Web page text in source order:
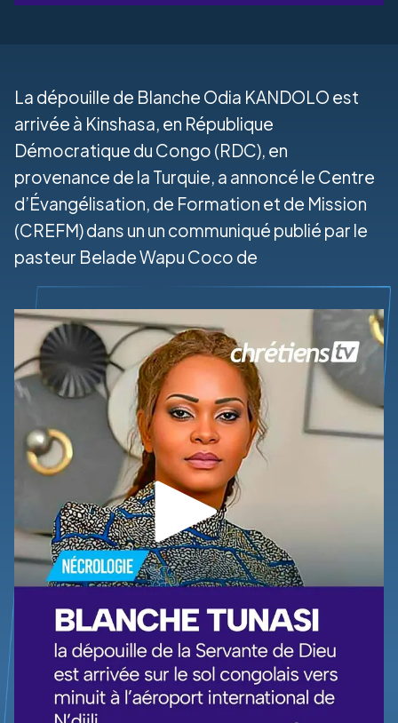
La dépouille de Blanche Odia KANDOLO est
arrivée à Kinshasa, en République
Démocratique du Congo (RDC), en
provenance de la Turquie, a annoncé le Centre
d’Évangélisation, de Formation et de Mission
(CREFM) dans un un communiqué publié par le
pasteur Belade Wapu Coco de